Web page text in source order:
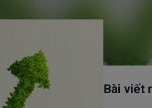
Có thể bạn quan tâm
Dịch vụ hợp đồngBài viết